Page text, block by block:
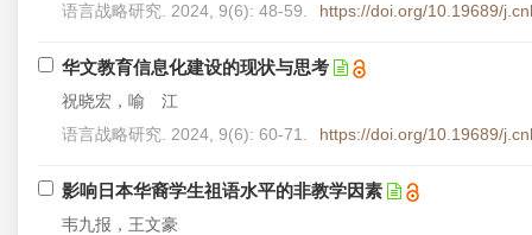
语言战略研究. 2024, 9(6): 48-59.
https://doi.org/10.19689/
华文教育信息化建设的现状与思考
祝晓宏，喻 江
语言战略研究. 2024, 9(6): 60-71.
https://doi.org/10.19689/
影响日本华裔学生祖语水平的非教学因素
韦九报，王文豪